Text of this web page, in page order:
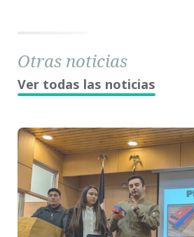
Otras noticias
Ver todas las noticias